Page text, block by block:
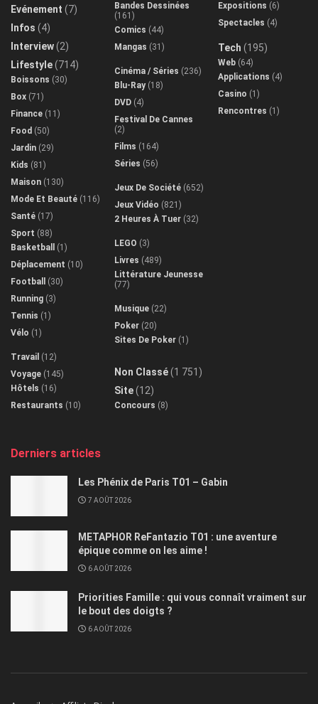
Evénement (7)
Infos (4)
Interview(2)
Lifestyle(714)
Boissons (30)
Box (71)
Finance (11)
Food (50)
Jardin (29)
Kids (81)
Maison (130)
Mode Et Beauté (116)
Santé (17)
Sport (88)
Basketball
(1)
Déplacement (10)
Football
(30)
Running (3)
Tennis (1)
Vélo (1)
Travail (12)
Voyage (145)
Hôtels (16)
Restaurants (10)
Bandes Dessinées
(161)
Comics (44)
Mangas (31)
Cinéma / Séries (236)
Blu-Ray(18)
DVD (4)
Festival De Cannes
(2)
Films (164)
Séries (56)
Jeux De Société (652)
Jeux Vidéo (821)
2 Heures À Tuer (32)
LEGO (3)
Livres (489)
Littérature Jeunesse
(77)
Musique (22)
Poker (20)
Sites De Poker (1)
Non Classé(1 751)
Site(12)
Concours (8)
Expositions (6)
Spectacles (4)
Tech (195)
Web (64)
Applications (4)
Casino (1)
Rencontres (1)
Derniers articles
Les Phénix de Paris T01 – Gabin
7 AOÛT 2026
METAPHOR ReFantazio T01 : une aventure
épique comme on les aime !
6 AOÛT 2026
Priorities Famille : qui vous connaît vraiment sur
le bout des doigts ?
6 AOÛT 2026